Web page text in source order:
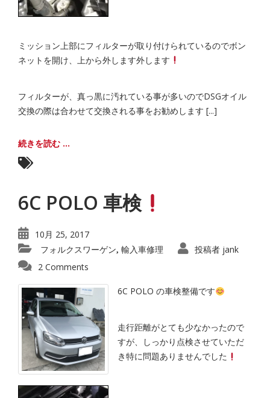
ミッション上部にフィルターが取り付けられているのでボン
ネットを開け、上から外します外します
フィルターが、真っ黒に汚れている事が多いのでDSGオイル
交換の際は合わせて交換される事をお勧めします [...]
続きを読む ...
6C POLO 車検
10月 25, 2017
フォルクスワーゲン, 輸入車修理 投稿者 jank
2 Comments
6C POLO の車検整備です
走行距離がとても少なかったので
すが、しっかり点検させていただ
き特に問題ありませんでした